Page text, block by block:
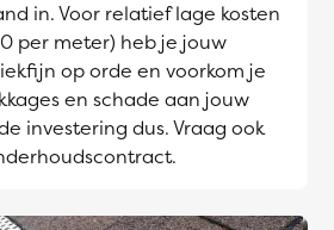
in. Voor relatief lage kosten
per meter) heb je jouw
op orde en voorkom je
en schade aan jouw
investering dus. Vraag ook